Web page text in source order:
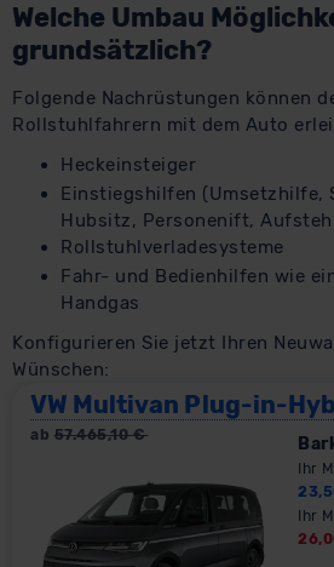
Welche Umbau
grundsätzlich?
Folgende Nachrüstungen können
Rollstuhlfahrern mit dem Auto
Heckeinsteiger
Einstiegshilfen (Umsetzhilfe,
Hubsitz, Personenift,
Rollstuhlverladesysteme
Fahr- und Bedienhilfen wie
Handgas
Konfigurieren Sie jetzt Ihren
Wünschen:
VW Multivan Plug-in-
ab 57.465,10€
Ihr
Ihr